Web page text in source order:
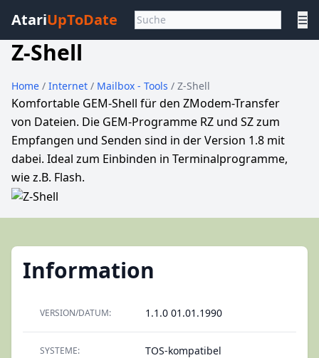
AtariUpToDate ☰
Z-Shell
Home / Internet / Mailbox - Tools / Z-Shell
Komfortable GEM-Shell für den ZModem-Transfer
von Dateien. Die GEM-Programme RZ und SZ zum
Empfangen und Senden sind in der Version 1.8 mit
dabei. Ideal zum Einbinden in Terminalprogramme,
wie z.B. Flash.
Information
VERSION/DATUM: 1.1.0 01.01.1990
SYSTEME: TOS-kompatibel